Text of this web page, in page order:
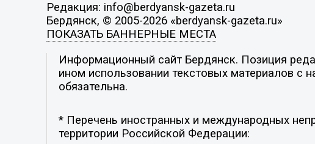
Редакция: info@berdyansk-gazeta.ru
Бердянск, © 2005-2026 «berdyansk-gazeta.ru»
ПОКАЗАТЬ БАННЕРНЫЕ МЕСТА
Информационный сайт Бердянск. Позиция
ином использовании текстовых материалов с
обязательна.
* Перечень иностранных и международных
территории Российской Федерации: